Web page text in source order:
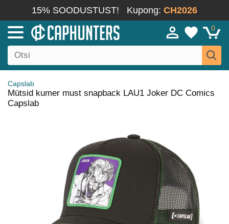
15% SOODUSTUST! Kupong: CH2026
0
Capslab
Mütsid kumer must snapback LAU1 Joker DC Comics
Capslab